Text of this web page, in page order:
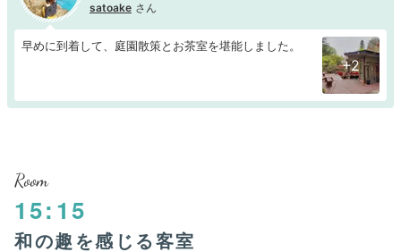
satoake
早めに到着して、庭園散策とお茶室を堪能しました。
+2
Room
15:15
和の趣を感じる客室